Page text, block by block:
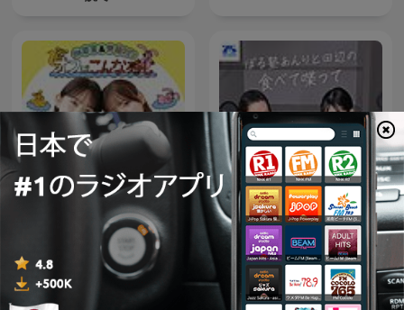
畑芽育&齊藤なぎさ「オフは
こんな感じ」
ぼる塾あんりと田辺の食べ
て喋って